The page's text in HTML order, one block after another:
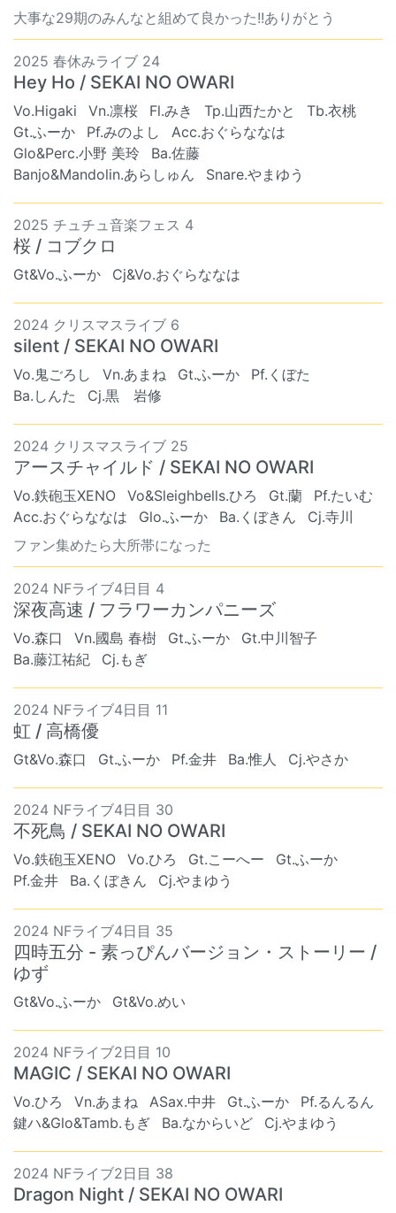
大事な29期のみんなと組めて良かった!!ありがとう
2025 春休みライブ 24
Hey Ho / SEKAI NO OWARI
Vo.Higaki Vn.凛桜 Fl.みき Tp.山西たかと
Tb.衣桃
Gt.ふーか
Pf.みのよし
Acc.おぐらななは
Glo&Perc.小野 美玲
Ba.佐藤
Banjo&Mandolin.あらしゅん
Snare.やまゆう
2025 チュチュ音楽フェス 4
桜 / コブクロ
Gt&Vo.ふーか Cj&Vo.おぐらななは
2024 クリスマスライブ 6
silent / SEKAI NO OWARI
Vo.鬼ごろし Vn.あまね Gt.ふーか
Pf.くぼた
Ba.しんた
Cj.黒 岩修
2024 クリスマスライブ 25
アースチャイルド / SEKAI NO OWARI
Vo.鉄砲玉XENO Vo&Sleighbells.ひろ Gt.蘭
Pf.たいむ
Acc.おぐらななは
Glo.ふーか Ba.くぼきん
Cj.寺川
ファン集めたら大所帯になった
2024 NFライブ4日目 4
深夜高速 / フラワーカンパニーズ
Vo.森口 Vn.國島 春樹 Gt.ふーか
Gt.中川智子
Ba.藤江祐紀
Cj.もぎ
2024 NFライブ4日目 11
虹 / 高橋優
Gt&Vo.森口 Gt.ふーか Pf.金井 Ba.惟人 Cj.やさか
2024 NFライブ4日目 30
不死鳥 / SEKAI NO OWARI
Vo.鉄砲玉XENO Vo.ひろ Gt.こーへー
Gt.ふーか
Pf.金井
Ba.くぼきん Cj.やまゆう
2024 NFライブ4日目 35
四時五分 - 素っぴんバージョン・ストーリー /
ゆず
Gt&Vo.ふーか Gt&Vo.めい
2024 NFライブ2日目 10
MAGIC / SEKAI NO OWARI
Vo.ひろ Vn.あまね ASax.中井 Gt.ふーか
Pf.るんるん
鍵ハ&Glo&Tamb.もぎ
Ba.なからいど Cj.やまゆう
2024 NFライブ2日目 38
Dragon Night / SEKAI NO OWARI